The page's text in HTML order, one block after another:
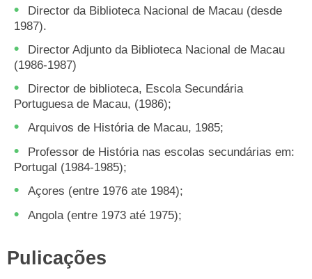
Director da Biblioteca Nacional de Macau (desde
1987).
Director Adjunto da Biblioteca Nacional de Macau
(1986-1987)
Director de biblioteca, Escola Secundária
Portuguesa de Macau, (1986);
Arquivos de História de Macau, 1985;
Professor de História nas escolas secundárias em:
Portugal (1984-1985);
Açores (entre 1976 ate 1984);
Angola (entre 1973 até 1975);
Pulicações